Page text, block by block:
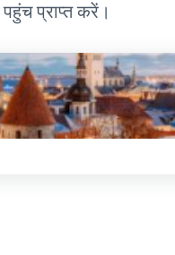
प्राप्त करें।